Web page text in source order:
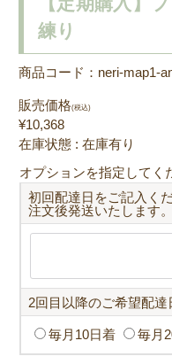
練り
商品コード：neri-map1-
販売価格(税込)
¥10,368
在庫状態 : 在庫有り
オプションを指定してく
初回配達日をご記入く
注文後発送いたします。
2回目以降のご希望配達
毎月10日着 毎月